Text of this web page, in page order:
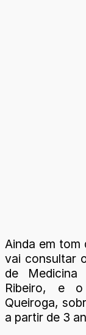
Ainda em
vai consultar
de
Ribeiro, e
Queiroga,
a partir de 3